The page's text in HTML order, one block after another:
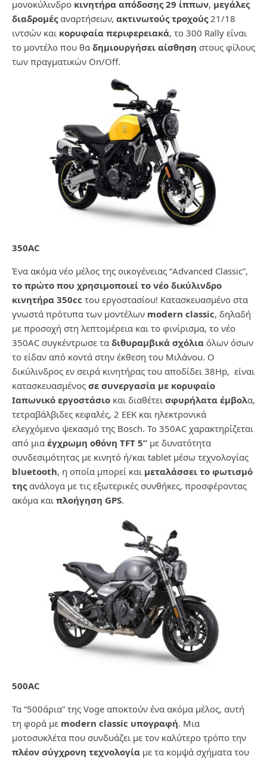
μονοκύλινδρο κινητήρα απόδοσης 29 ίππων, μεγάλες
διαδρομέςαναρτήσεων, ακτινωτούς τροχούς21/18
ιντσών και κορυφαία περιφερειακά, το 300 Rally είναι
το μοντέλο που θα δημιουργήσει αίσθηση στους φίλους
των πραγματικών On/Off.
350AC
Ένα ακόμα νέο μέλος της οικογένειας “Advanced Classic”,
το πρώτο που χρησιμοποιεί το νέο δικύλινδρο
κινητήρα 350cc του εργοστασίου! Κατασκευασμένο στα
γνωστά πρότυπα των μοντέλων modern classic, δηλαδή
με προσοχή στη λεπτομέρεια και το φινίρισμα, το νέο
350AC συγκέντρωσε τα διθυραμβικά σχόλια όλων όσων
το είδαν από κοντά στην έκθεση του Μιλάνου. Ο
δικύλινδρος εν σειρά κινητήρας του αποδίδει 38Hp, είναι
κατασκευασμένος σε συνεργασία με κορυφαίο
Ιαπωνικό εργοστάσιο και διαθέτει σφυρήλατα έμβολα,
τετραβάλβιδες κεφαλές, 2 ΕΕΚ και ηλεκτρονικά
ελεγχόμενο ψεκασμό της Bosch. Το 350AC χαρακτηρίζεται
από μια έγχρωμη οθόνη TFT 5” με δυνατότητα
συνδεσιμότητας με κινητό ή/και tablet μέσω τεχνολογίας
bluetooth, η οποία μπορεί και μεταλάσσει το φωτισμό
τηςανάλογα με τις εξωτερικές συνθήκες, προσφέροντας
ακόμα και πλοήγηση GPS.
500AC
Τα “500άρια” της Voge αποκτούν ένα ακόμα μέλος, αυτή
τη φορά με modern classic υπογραφή. Μια
μοτοσυκλέτα που συνδυάζει με τον καλύτερο τρόπο την
πλέον σύγχρονη τεχνολογία με τα κομψά σχήματα του